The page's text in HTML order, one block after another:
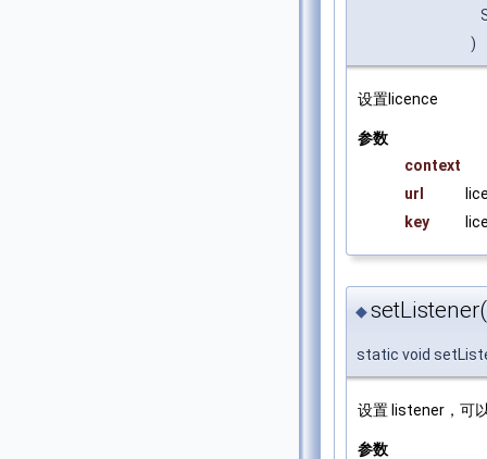
)
设置licence
参数
context
url
key
◆
static void
设置 listener，可
参数